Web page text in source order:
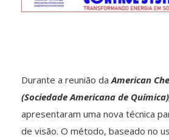
Durante a reunião daAmerican
(Sociedade Americana de
apresentaram uma nova técnica
de visão. O método, baseado no